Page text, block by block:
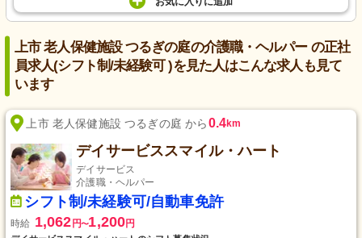
上市 老人保健施設 つるぎの庭の介護職・ヘルパー の正社
員求人(シフト制/未経験可 )を見た人はこんな求人も見て
います
上市 老人保健施設 つるぎの庭 から0.4km
デイサービススマイル・ハート
デイサービス
介護職・ヘルパー
シフト制/未経験可/自動車免許
時給 1,062 円〜1,200円